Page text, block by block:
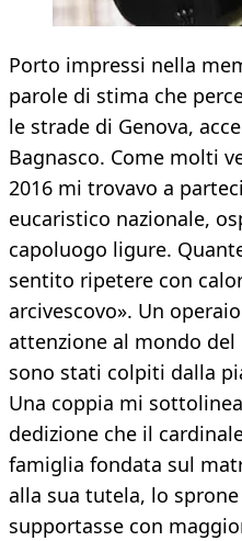
Porto impressi nella
parole di stima che
le strade di Genova,
Bagnasco. Come molti
2016 mi trovavo a
eucaristico nazionale,
capoluogo ligure.
sentito ripetere con
arcivescovo». Un
attenzione al mondo
sono stati colpiti dalla
Una coppia mi
dedizione che il
famiglia fondata sul
alla sua tutela, lo
supportasse con